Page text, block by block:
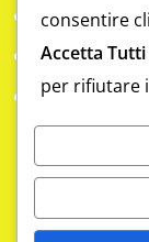
Da
Gym
metodo
consentire
Accetta Tutti
per rifiutare